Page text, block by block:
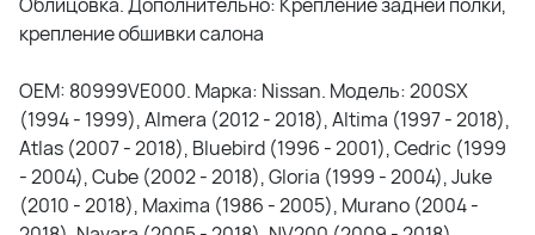
крепление обшивки салона
OEM: 80999VE000. Марка: Nissan. Модель: 200SX
(1994 - 1999), Almera (2012 - 2018), Altima (1997 - 2018),
Atlas (2007 - 2018), Bluebird (1996 - 2001), Cedric (1999
- 2004), Cube (2002 - 2018), Gloria (1999 - 2004), Juke
(2010 - 2018), Maxima (1986 - 2005), Murano (2004 -